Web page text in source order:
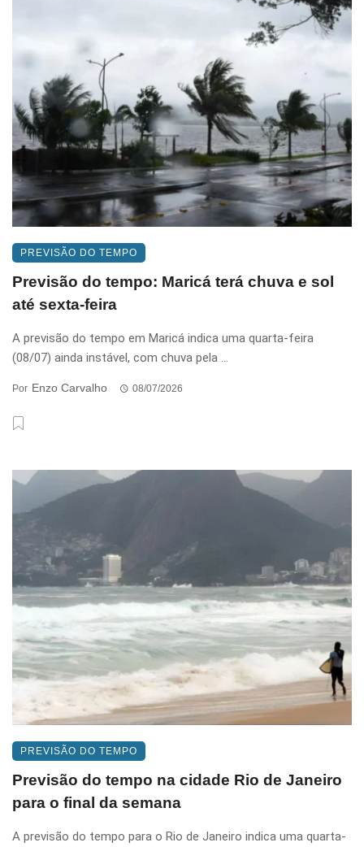
PREVISÃO DO TEMPO
Previsão do tempo: Maricá terá chuva e sol
até sexta-feira
A previsão do tempo em Maricá indica uma quarta-feira
(08/07) ainda instável, com chuva pela ...
Por Enzo Carvalho 08/07/2026
PREVISÃO DO TEMPO
Previsão do tempo na cidade Rio de Janeiro
para o final da semana
A previsão do tempo para o Rio de Janeiro indica uma quarta-